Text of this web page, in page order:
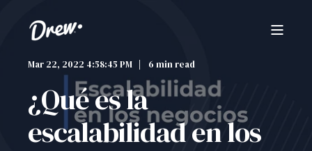
Mar 22, 2022 4:58:45 PM 6 min read
¿Qué es la
escalabilidad en los